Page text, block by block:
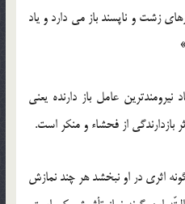
زشت و ناپسند باز می دارد و یاد
نیرومندترین عامل باز دارنده یعنی
بازدارندگی از فحشاء و منكر است.
اثری در او نبخشد هر چند نمازش